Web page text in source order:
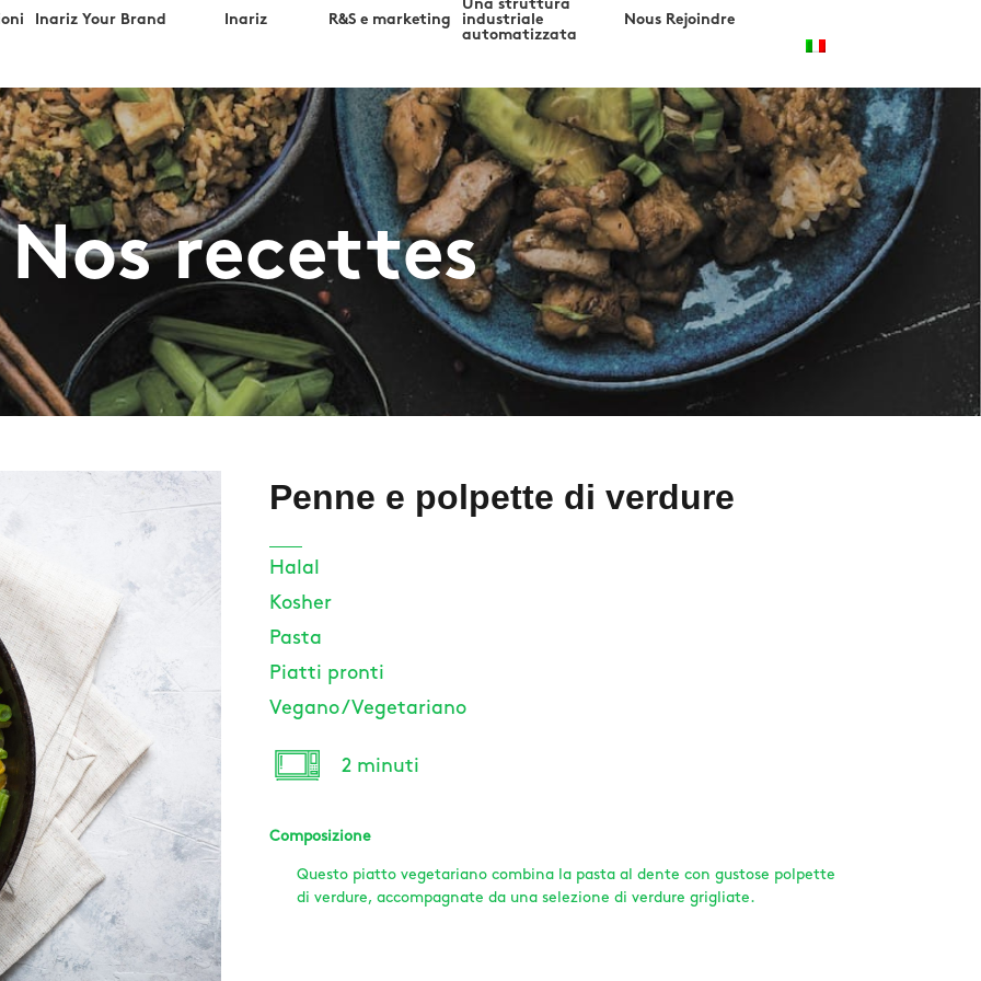
Inariz Your Brand Inariz R&S e marketing
Una struttura
industriale
automatizzata
Nous Rejoindre
Nos recettes
Penne e polpette di verdure
Halal
Kosher
Pasta
Piatti pronti
Vegano / Vegetariano
2 minuti
Composizione
Questo piatto vegetariano combina la pasta al dente con gustose polpette
di verdure, accompagnate da una selezione di verdure grigliate.